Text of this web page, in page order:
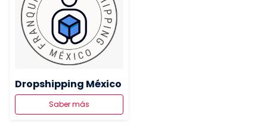
Dropshipping México
Saber más